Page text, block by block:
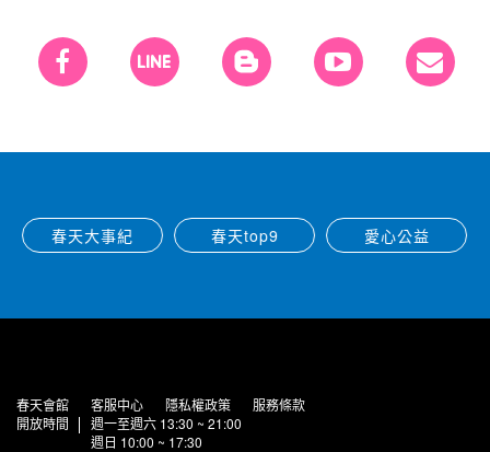
春天大事紀 春天top9 愛心公益
春天會館 客服中心 隱私權政策
服務條款
開放時間
週一至週六 13:30 ~ 21:00
週日 10:00 ~ 17:30